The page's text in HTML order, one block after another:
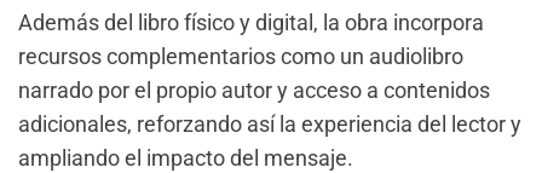
Además del libro físico y digital, la obra incorpora
recursos complementarios como un audiolibro
narrado por el propio autor y acceso a contenidos
adicionales, reforzando así la experiencia del lector y
ampliando el impacto del mensaje.